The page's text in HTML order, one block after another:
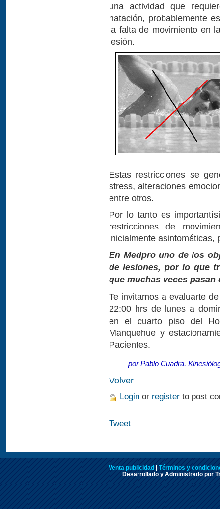
una actividad que
natación, probablemente
la falta de movimiento en
lesión.
Estas restricciones se
stress, alteraciones
entre otros.
Por lo tanto es
restricciones de
inicialmente asintomáticas,
En Medpro uno de los
de lesiones, por lo que
que muchas veces pasan
Te invitamos a evaluarte
22:00 hrs de lunes a
en el cuarto piso del
Manquehue y
Pacientes.
por Pablo Cuadra,
Volver
Login or register to post
Tweet
Venta publicidad
Términos y
Desarrollado y Administrado por